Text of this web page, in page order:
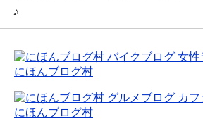
♪
にほんブログ村
にほんブログ村